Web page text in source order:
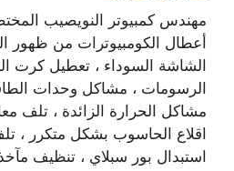
مهندس كمبيوتر النويصيب
أعطال الكومبيوترات من ظهور
الشاشة السوداء ، تعطيل كرت
الرسومات ، مشاكل وحدات
مشاكل الحرارة الزائدة ، تلف
اقلاع الحاسوب بشكل متكرر ،
استبدال بور سبلاي ، تنظيف